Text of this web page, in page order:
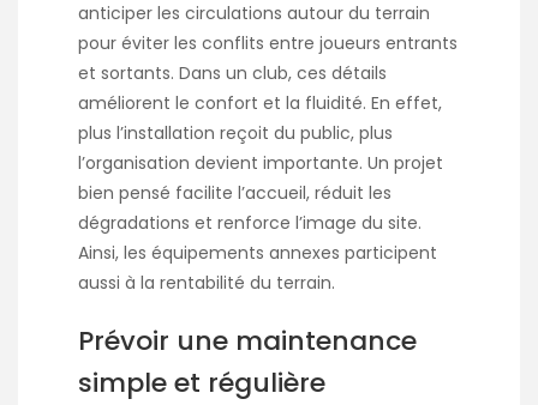
anticiper les circulations autour du terrain
pour éviter les conflits entre joueurs entrants
et sortants. Dans un club, ces détails
améliorent le confort et la fluidité. En effet,
plus l’installation reçoit du public, plus
l’organisation devient importante. Un projet
bien pensé facilite l’accueil, réduit les
dégradations et renforce l’image du site.
Ainsi, les équipements annexes participent
aussi à la rentabilité du terrain.
Prévoir une maintenance
simple et régulière